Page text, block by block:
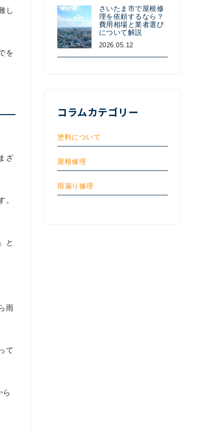
し
を
ざ
。
と
雨
て
ら
さいたま市で屋根修
理を依頼するなら？
費用相場と業者選び
について解説
2026.05.12
コラムカテゴリー
塗料について
屋根修理
雨漏り修理